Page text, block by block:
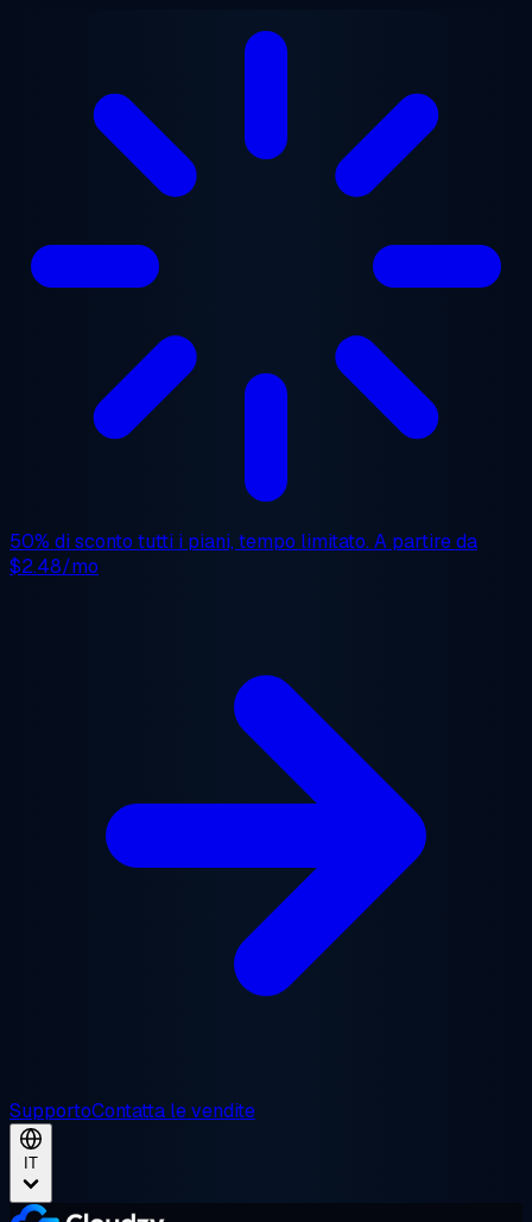
50% di sconto tutti i piani, tempo limitato. A partire da
$2.48/mo
SupportoContatta le vendite
IT